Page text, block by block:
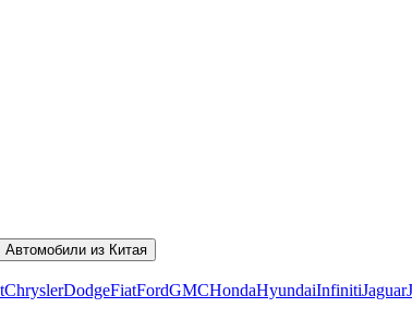
Автомобили из Китая
ChryslerDodgeFiatFordGMCHondaHyundaiInfinitiJaguar